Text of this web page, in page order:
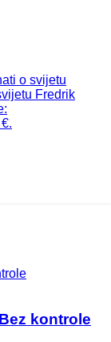
Fredrik
kontrole